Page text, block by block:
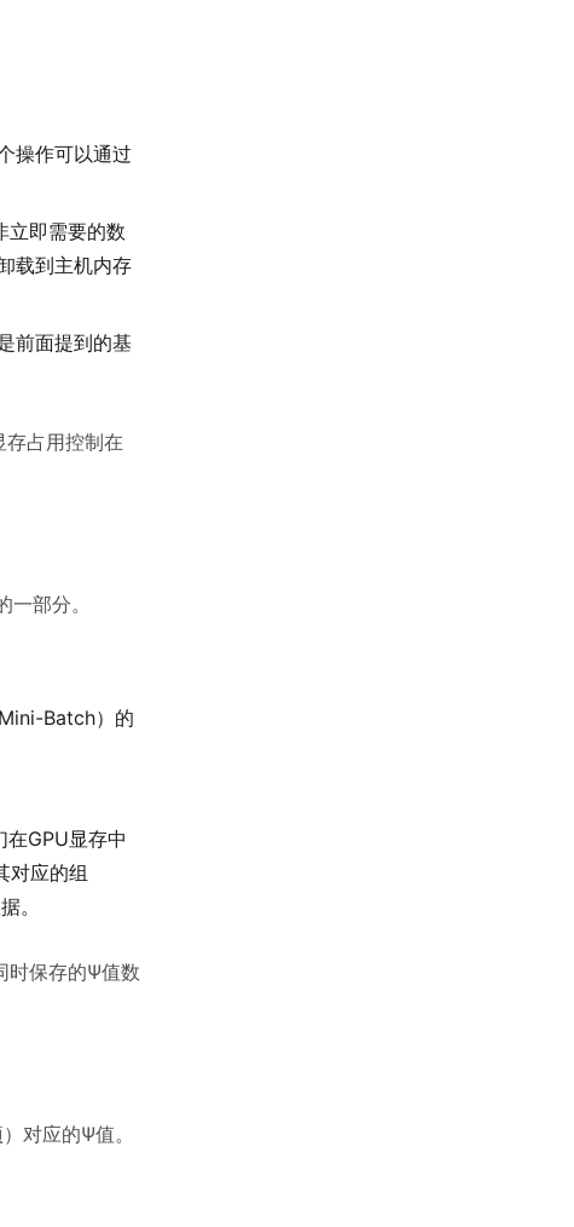
操作可以通过
立即需要的数
载到主机内存
前面提到的基
占用控制在
部分。
Batch）的
GPU显存中
对应的组
。
时保存的Ψ值数
对应的Ψ值。